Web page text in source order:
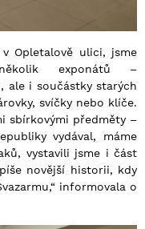
Opletalově ulici, jsme
exponátů –
ale i součástky starých
svíčky nebo klíče.
sbírkovými předměty –
vydával, máme
vystavili jsme i část
novější historii, kdy
informovala o